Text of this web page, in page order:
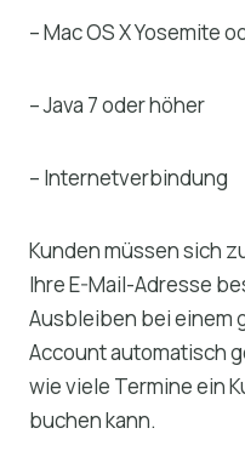
– Mac OS X Yosemite
– Java 7 oder höher
– Internetverbindung
Kunden müssen sich
Ihre E-Mail-Adresse
Ausbleiben bei einem
Account automatisch
wie viele Termine ein
buchen kann.